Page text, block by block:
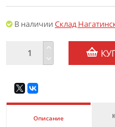
В наличии Склад
Описание